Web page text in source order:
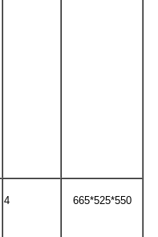
4 665*525*550